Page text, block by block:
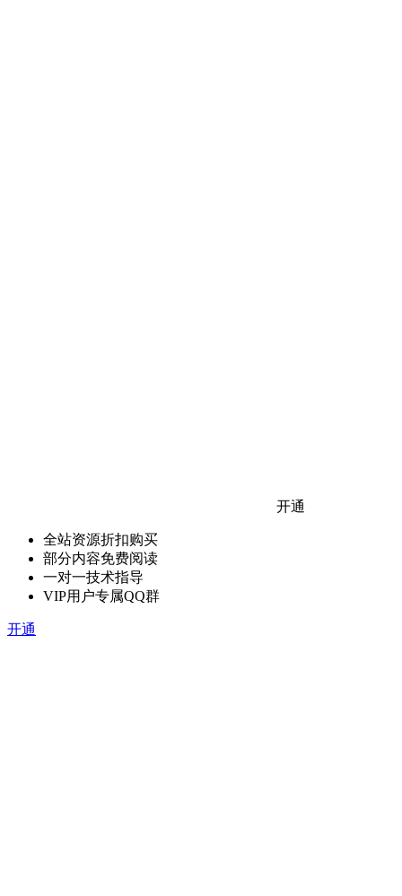
开通
全站资源折扣购买
部分内容免费阅读
一对一技术指导
VIP用户专属QQ群
开通